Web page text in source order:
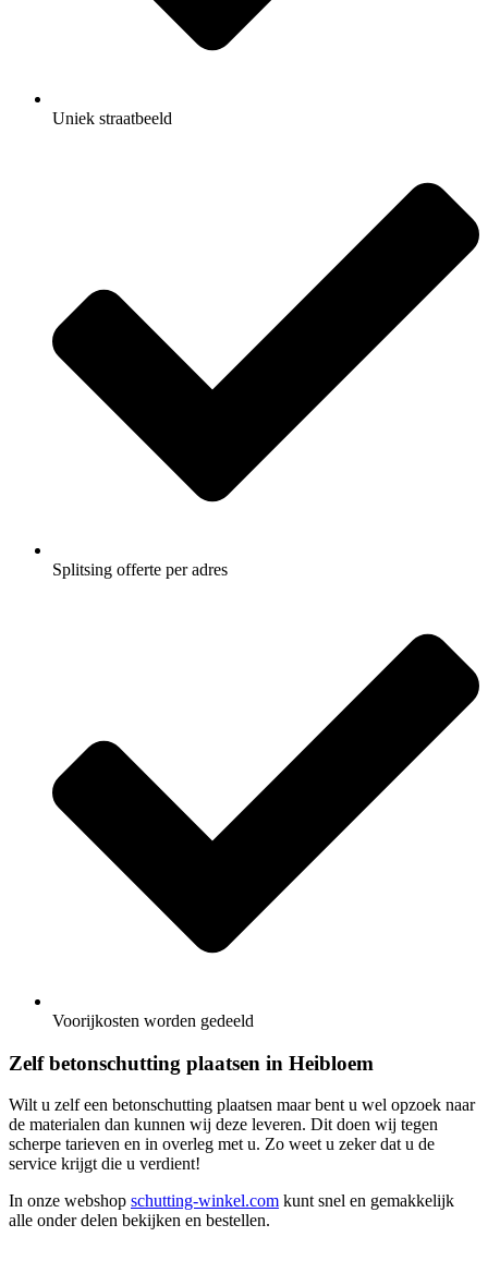
Uniek straatbeeld
Splitsing offerte per adres
Voorijkosten worden gedeeld
Zelf betonschutting plaatsen in Heibloem
Wilt u zelf een betonschutting plaatsen maar bent u wel opzoek naar
de materialen dan kunnen wij deze leveren. Dit doen wij tegen
scherpe tarieven en in overleg met u. Zo weet u zeker dat u de
service krijgt die u verdient!
In onze webshop schutting-winkel.com kunt snel en gemakkelijk
alle onder delen bekijken en bestellen.